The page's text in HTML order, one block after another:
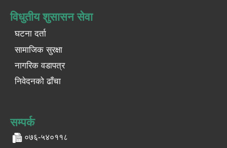
विधुतीय शुसासन सेवा
घटना दर्ता
सामाजिक सुरक्षा
नागरिक वडापत्र
निवेदनको ढाँचा
सम्पर्क
०७६-५४०११८